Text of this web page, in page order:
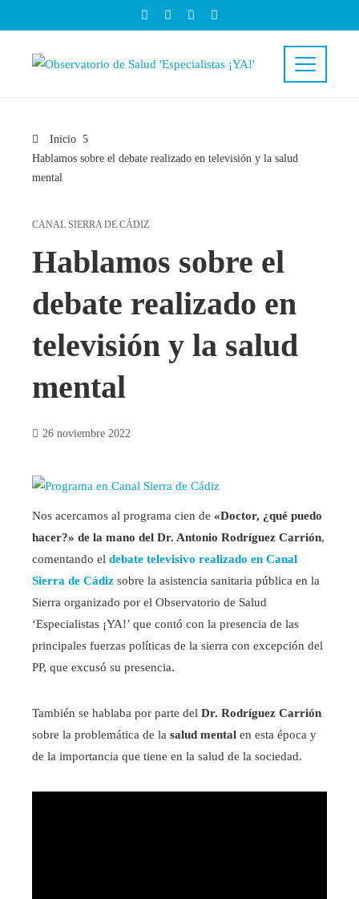
Inicio
Hablamos sobre el debate realizado en televisión y la salud
mental
CANAL SIERRA DE CÁDIZ
Hablamos sobre el
debate realizado en
televisión y la salud
mental
26 noviembre 2022
Nos acercamos al programa cien de «Doctor, ¿qué puedo
hacer?» de la mano del Dr. Antonio Rodríguez Carrión,
comentando el debate televisivo realizado en Canal
Sierra de Cádiz sobre la asistencia sanitaria pública en la
Sierra organizado por el Observatorio de Salud
‘Especialistas ¡YA!’ que contó con la presencia de las
principales fuerzas políticas de la sierra con excepción del
PP, que excusó su presencia.
También se hablaba por parte del Dr. Rodríguez Carrión
sobre la problemática de la salud mental en esta época y
de la importancia que tiene en la salud de la sociedad.